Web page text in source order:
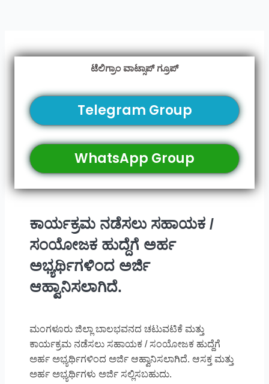
ಟೆಲಿಗ್ರಾಂ ವಾಟ್ಸಾಪ್ ಗ್ರೂಪ್
Telegram Group
WhatsApp Group
ಕಾರ್ಯಕ್ರಮ ನಡೆಸಲು ಸಹಾಯಕ /
ಸಂಯೋಜಕ ಹುದ್ದೆಗೆ ಅರ್ಹ
ಅಭ್ಯರ್ಥಿಗಳಿಂದ ಅರ್ಜಿ
ಆಹ್ವಾನಿಸಲಾಗಿದೆ.
ಮಂಗಳೂರು ಜಿಲ್ಲಾ ಬಾಲಭವನದ ಚಟುವಟಿಕೆ ಮತ್ತು
ಕಾರ್ಯಕ್ರಮ ನಡೆಸಲು ಸಹಾಯಕ / ಸಂಯೋಜಕ ಹುದ್ದೆಗೆ
ಅರ್ಹ ಅಭ್ಯರ್ಥಿಗಳಿಂದ ಅರ್ಜಿ ಆಹ್ವಾನಿಸಲಾಗಿದೆ. ಆಸಕ್ತ ಮತ್ತು
ಅರ್ಹ ಅಭ್ಯರ್ಥಿಗಳು ಅರ್ಜಿ ಸಲ್ಲಿಸಬಹುದು.